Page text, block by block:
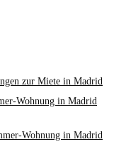
zur Miete in Madrid
Wohnung in Madrid
Wohnung in Madrid